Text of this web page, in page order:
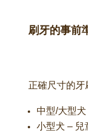
刷牙的事前
正確尺寸的
中型/大型犬
小型犬 – 兒